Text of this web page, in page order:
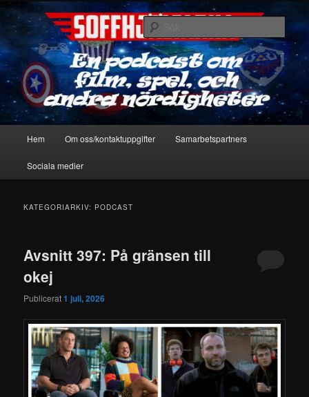
Hoppa
primärt
innehåll
Hoppa
sekundärt
innehållSoffhjältarna
En podcast om film, spel & andra nördigheter
Sök
Hem Om oss/kontaktuppgifter Samarbetspartners
Sociala medier
KATEGORIARKIV: PODCAST
Avsnitt 397: På gränsen till
okej
Publicerat1 juli, 2026